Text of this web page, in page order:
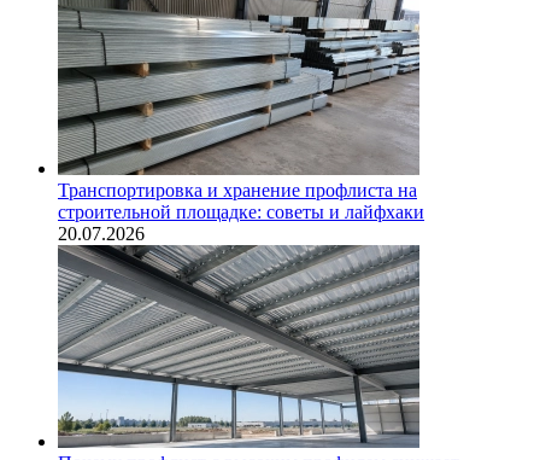
Транспортировка и хранение профлиста на
строительной площадке: советы и лайфхаки
20.07.2026